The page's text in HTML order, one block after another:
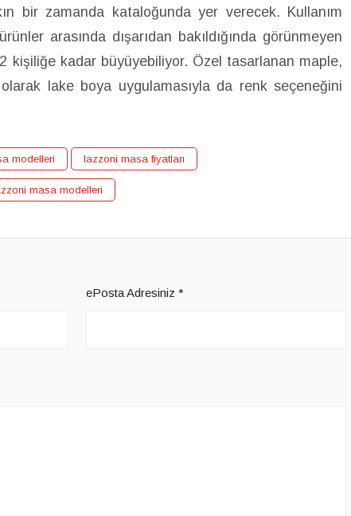
bir zamanda kataloğunda yer verecek. Kullanım
arasında dışarıdan bakıldığında görünmeyen
kişiliğe kadar büyüyebiliyor. Özel tasarlanan maple,
lake boya uygulamasıyla da renk seçeneğini
modelleri lazzoni masa fiyatları
masa modelleri
ePosta Adresiniz *